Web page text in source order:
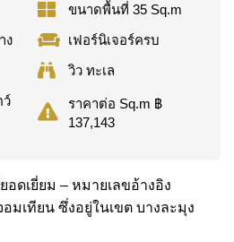
ขนาดพื้นที่ 35 Sq.m
ง
เฟอร์นิเจอร์ครบ
วิว ทะเล
ว์
ราคาต่อ Sq.m ฿
137,143
ดเยี่ยม – หมายเลขอ้างอิง
มเทียน ซึ่งอยู่ในเขต บางละมุง